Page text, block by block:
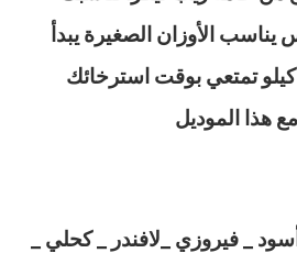
الأوزان الصغيرة يبدأ
من 50 كيلو وإلي 75 كيلو تمتعي بوقت استرخائك
هذا الموديل
_ فيروزي _لافندر _ كحلي _